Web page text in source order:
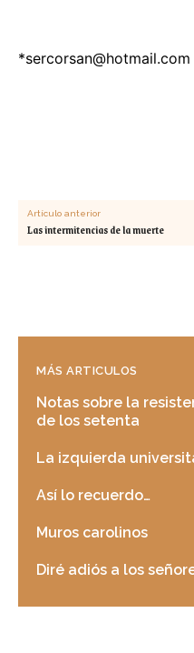
*sercorsan@hotmail.com
Artículo anterior
Las intermitencias de la muerte
MÁS ARTICULOS
Notas sobre la
de los setenta
La izquierda
Así lo recuerdo…
Muros carolinos
Diré adiós a los